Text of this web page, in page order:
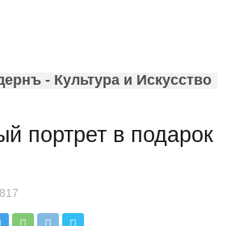
- Культура и Искусство
портрет в подарок
817